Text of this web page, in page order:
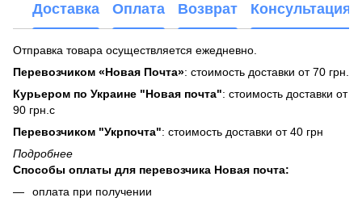
Доставка Оплата Возврат Консультация
Отправка товара осуществляется ежедневно.
Перевозчиком «Новая Почта»: стоимость доставки от 70 грн.
Курьером по Украине "Новая почта": стоимость доставки от
90 грн.с
Перевозчиком "Укрпочта": стоимость доставки от 40 грн
Подробнее
Способы оплаты для перевозчика Новая почта:
оплата при получении